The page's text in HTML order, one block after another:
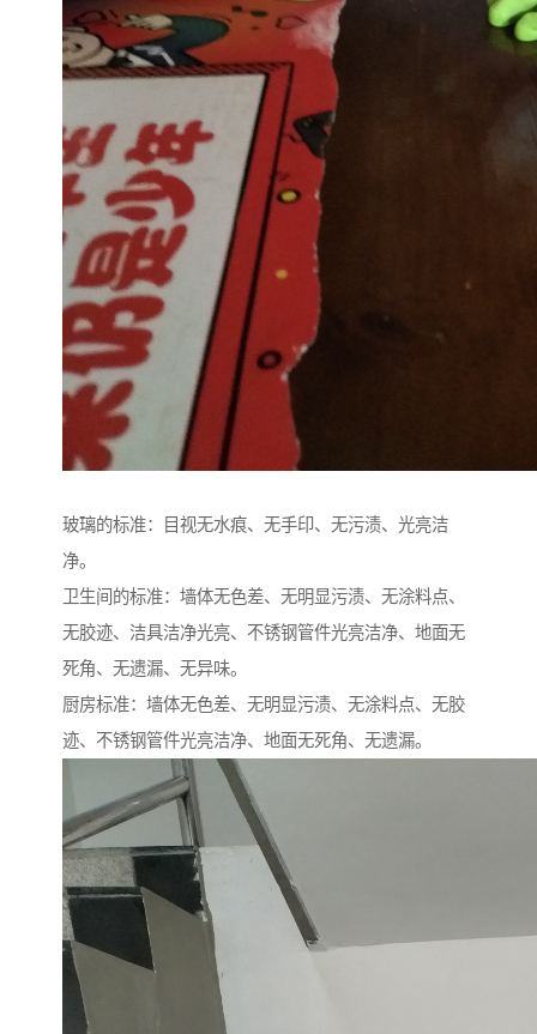
玻璃的标准：目视无水痕、无手印、无污渍、光亮洁
净。
卫生间的标准：墙体无色差、无明显污渍、无涂料点、
无胶迹、洁具洁净光亮、不锈钢管件光亮洁净、地面无
死角、无遗漏、无异味。
厨房标准：墙体无色差、无明显污渍、无涂料点、无胶
迹、不锈钢管件光亮洁净、地面无死角、无遗漏。